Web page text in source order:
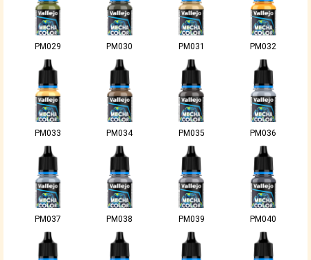
PM029 PM030 PM031 PM032
PM033 PM034 PM035 PM036
PM037 PM038 PM039 PM040